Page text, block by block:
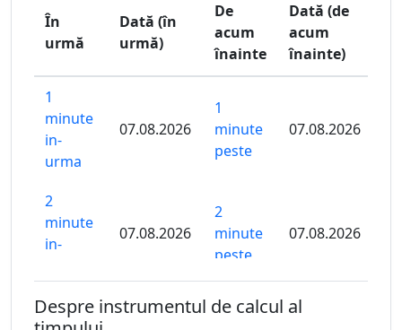
În
urmă
Dată (în
urmă)
De
acum
înainte
Dată (de
acum
înainte)
1
minute
in-
urma
07.08.2026
1
minute
peste
07.08.2026
2
minute
in-
07.08.2026
2
minute
peste
07.08.2026
3
3
Despre instrumentul de calcul al